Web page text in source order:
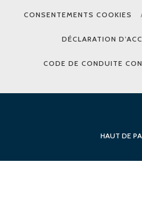
CONSENTEMENTS COOKIES
DÉCLARATION
CODE DE CONDUITE
HAUT DE